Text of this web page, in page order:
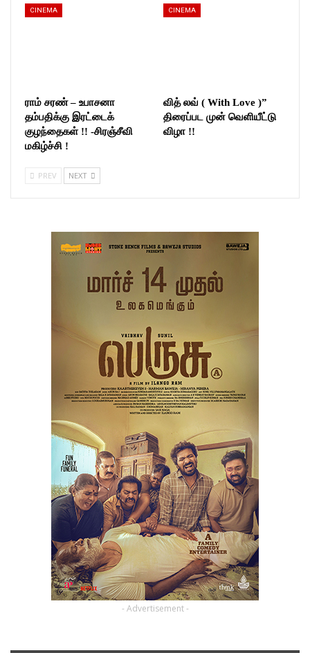
CINEMA
ராம் சரண் – உபாசனா
தம்பதிக்கு இரட்டைக்
குழந்தைகள் !! -சிரஞ்சீவி
மகிழ்ச்சி !
CINEMA
வித் லவ் ( With Love )”
திரைப்பட முன் வெளியீட்டு
விழா !!
PREV NEXT
- Advertisement -